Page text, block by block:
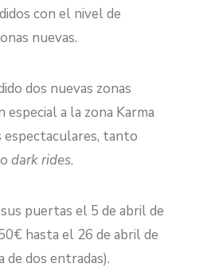
con el nivel de
nuevas.
dos nuevas zonas
especial a la zona Karma
tanto
dark rides.
puertas el 5 de abril de
hasta el 26 de abril de
de dos entradas).